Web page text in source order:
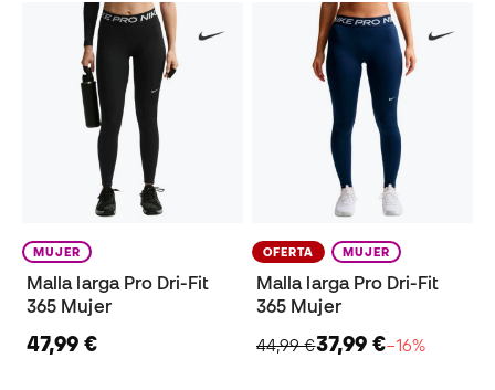
MUJER
Malla larga Pro Dri-Fit
365 Mujer
47,99 €
OFERTA MUJER
Malla larga Pro Dri-Fit
365 Mujer
44,99 €37,99 €−16%